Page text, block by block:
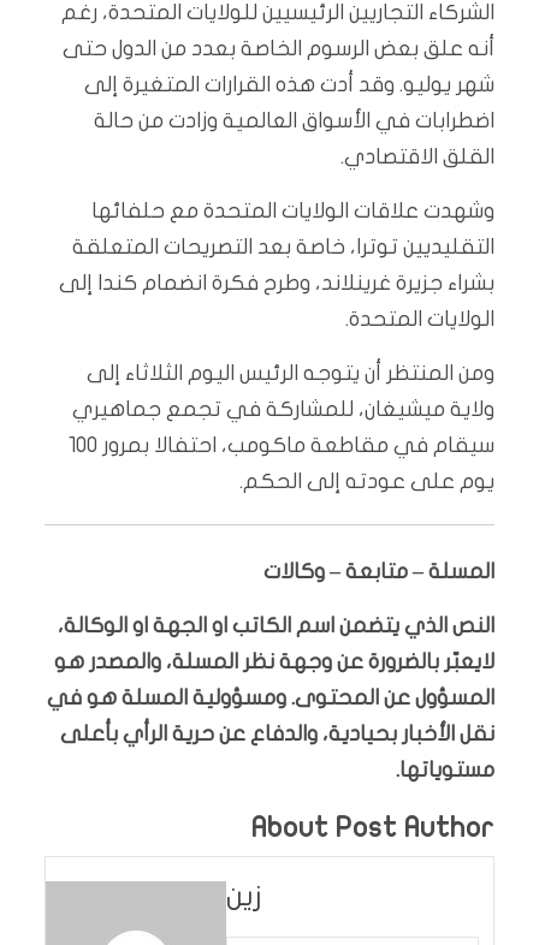
الشركاء التجاريين الرئيسيين للولايات المتحدة، رغم
أنه علق بعض الرسوم الخاصة بعدد من الدول حتى
شهر يوليو. وقد أدت هذه القرارات المتغيرة إلى
اضطرابات في الأسواق العالمية وزادت من حالة
القلق الاقتصادي.
وشهدت علاقات الولايات المتحدة مع حلفائها
التقليديين توترا، خاصة بعد التصريحات المتعلقة
بشراء جزيرة غرينلاند، وطرح فكرة انضمام كندا إلى
الولايات المتحدة.
ومن المنتظر أن يتوجه الرئيس اليوم الثلاثاء إلى
ولاية ميشيغان، للمشاركة في تجمع جماهيري
سيقام في مقاطعة ماكومب، احتفالا بمرور 100
يوم على عودته إلى الحكم.
المسلة – متابعة – وكالات
النص الذي يتضمن اسم الكاتب او الجهة او الوكالة،
لايعبّر بالضرورة عن وجهة نظر المسلة، والمصدر هو
المسؤول عن المحتوى. ومسؤولية المسلة هو في
نقل الأخبار بحيادية، والدفاع عن حرية الرأي بأعلى
مستوياتها.
About Post Author
زين